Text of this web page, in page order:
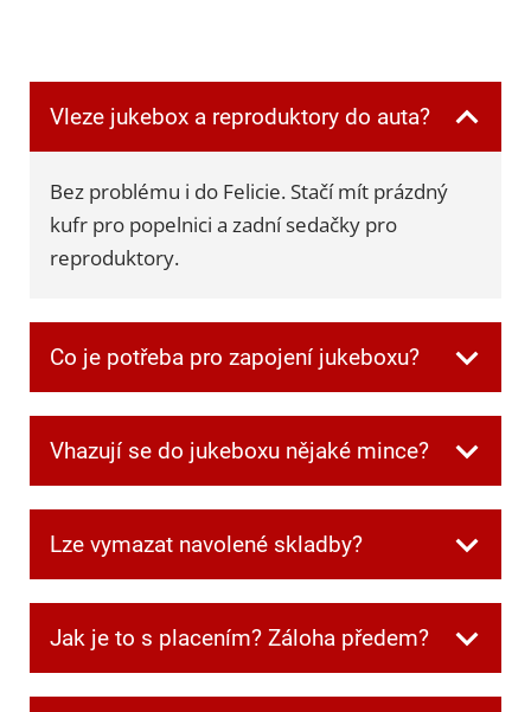
Vleze jukebox a reproduktory do auta?
Bez problému i do Felicie. Stačí mít prázdný
kufr pro popelnici a zadní sedačky pro
reproduktory.
Co je potřeba pro zapojení jukeboxu?
převzetí. Jen je potřeba mít jednu zásuvku
reprobedny.
Vhazují se do jukeboxu nějaké mince?
kredity.
Lze vymazat navolené skladby?
ostatní nechtějí poslouchat, můžete frontu
Jak je to s placením? Záloha předem?